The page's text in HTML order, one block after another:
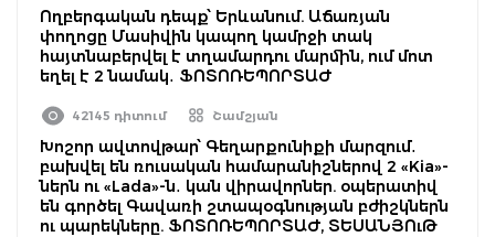
Ողբերգական դեպք՝ Երևանում. Աճառյան
փողոցը Մասիվին կապող կամրջի տակ
հայտնաբերվել է տղամարդու մարմին, ում մոտ
եղել է 2 նամակ․ ՖՈՏՈՌԵՊՈՐՏԱԺ
42145 դիտում Շամշյան
Խոշոր ավտովթար՝ Գեղարքունիքի մարզում․
բախվել են ռուսական համարանիշներով 2 «Kia»-
ներն ու «Lada»-ն․ կան վիրավորներ. օպերատիվ
են գործել Գավառի շտապօգնության բժիշկներն
ու պարեկները. ՖՈՏՈՌԵՊՈՐՏԱԺ, ՏԵՍԱՆՅՈւԹ